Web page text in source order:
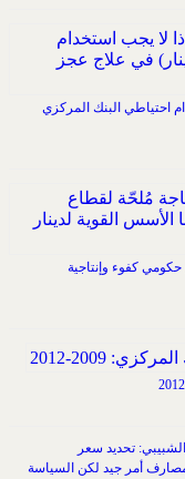
احتياطي البنك المركزي
كفوء وإنتاجية
تحديد سعر
أمر جيد لكن السياسة